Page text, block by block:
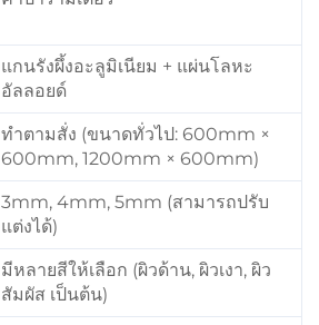
แกนรังผึ้งอะลูมิเนียม + แผ่นโลหะ
อัลลอยด์
ทำตามสั่ง (ขนาดทั่วไป: 600mm ×
600mm, 1200mm × 600mm)
3mm, 4mm, 5mm (สามารถปรับ
แต่งได้)
มีหลายสีให้เลือก (ผิวด้าน, ผิวเงา, ผิว
สัมผัส เป็นต้น)